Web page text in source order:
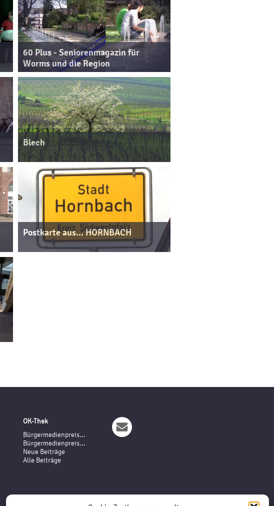
60 Plus - Seniorenmagazin für
Worms und die Region
Blech
Postkarte aus... HORNBACH
OK-Thek
Bürgermedienpreis...
Bürgermedienpreis...
Neue Beiträge
Alle Beiträge